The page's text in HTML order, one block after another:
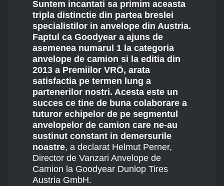
Suntem incantati sa primim aceasta
tripla distinctie din partea breslei
specialistilor in anvelope din Austria.
Faptul ca Goodyear a ajuns de
asemenea numarul 1 la categoria
anvelope de camion si la editia din
2013 a Premiilor VRÖ, arata
satisfactia pe termen lung a
partenerilor nostri. Acesta este un
succes ce tine de buna colaborare a
tuturor echipelor de pe segmentul
anvelopelor de camion care ne-au
sustinut constant in demersurile
noastre, a declarat Helmut Perner,
Director de Vanzari Anvelope de
Camion la Goodyear Dunlop Tires
Austria GmbH.